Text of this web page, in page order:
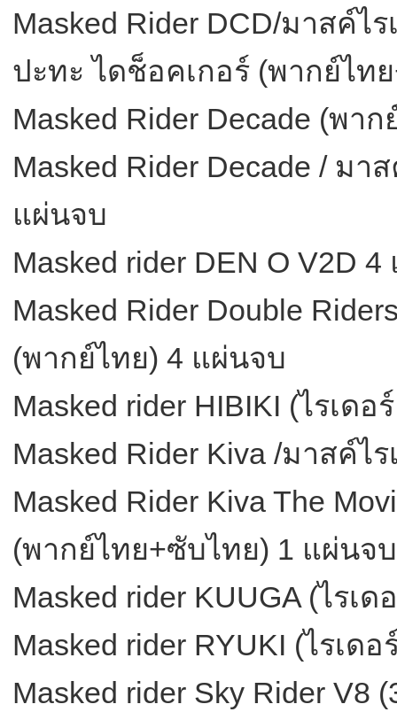
Masked Rider DCD/มาสค์ไ
ปะทะ ไดช็อคเกอร์ (พากย์ไท
Masked Rider Decade (พา
Masked Rider Decade / มา
แผ่นจบ
Masked rider DEN O V2D
Masked Rider Double
(พากย์ไทย) 4 แผ่นจบ
Masked rider HIBIKI (ไรเด
Masked Rider Kiva /มาสค์ไ
Masked Rider Kiva The
(พากย์ไทย+ซับไทย) 1 แผ่นจบ
Masked rider KUUGA (ไรเ
Masked rider RYUKI (ไรเด
Masked rider Sky Rider V8